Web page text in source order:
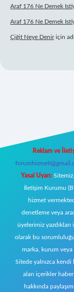
Araf 176 Ne Demek
Araf 176 Ne Demek
Çiğit Neye Deniriçin
Reklam ve
Yasal Uyarı:
İletişim Kurumu
hizmet
denetleme veya
üyelerimiz
olarak bu
marka, kurum veya
Sitede yalnızca kendi
alan içerikler
hakkında